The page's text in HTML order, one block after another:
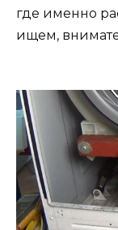
где именно
ищем,